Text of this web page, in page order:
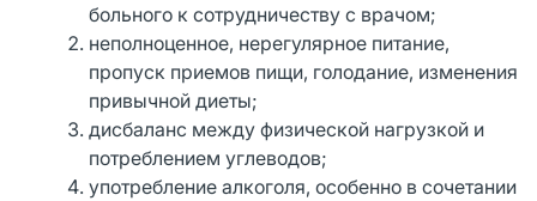
больного к сотрудничеству с врачом;
неполноценное, нерегулярное питание,
пропуск приемов пищи, голодание, изменения
привычной диеты;
дисбаланс между физической нагрузкой и
потреблением углеводов;
употребление алкоголя, особенно в сочетании